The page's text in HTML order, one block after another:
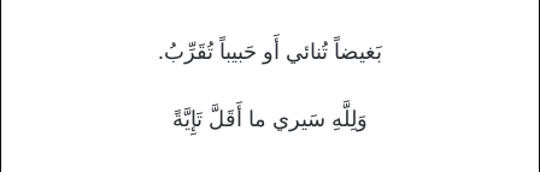
بَغيضاً تُنائي أَو حَبيباً تُقَرِّبُ.
وَلِلَّهِ سَيري ما أَقَلَّ تَإِيَّةً